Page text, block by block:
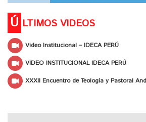
Ú LTIMOS VIDEOS
Video Institucional – IDECA PERÚ
VIDEO INSTITUCIONAL IDECA PERÚ
XXXII Encuentro de Teología y Pastoral